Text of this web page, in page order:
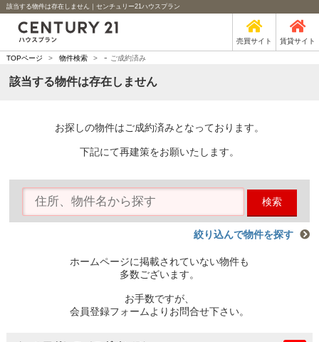
該当する物件は存在しません｜センチュリー21ハウスプラン
売買サイト 賃貸サイト
TOPページ > 物件検索 > - ご成約済み
該当する物件は存在しません
お探しの物件はご成約済みとなっております。
下記にて再建策をお願いたします。
検索
絞り込んで物件を探す
ホームページに掲載されていない物件も
多数ございます。
お手数ですが、
会員登録フォームよりお問合せ下さい。